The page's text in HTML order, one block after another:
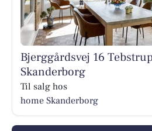
Bjerggårdsvej 16
Skanderborg
Til salg hos
home Skanderborg